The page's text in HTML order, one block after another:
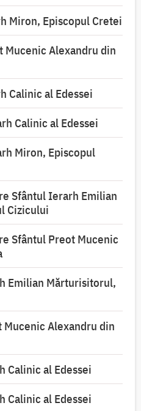
Miron, Episcopul Cretei
Alexandru din
Calinic al Edessei
Calinic al Edessei
Miron, Episcopul
Sfântul Ierarh Emilian
Cizicului
Sfântul Preot Mucenic
Emilian Mărturisitorul,
Alexandru din
Calinic al Edessei
Calinic al Edessei